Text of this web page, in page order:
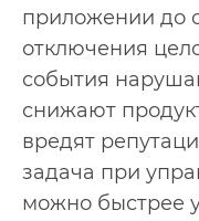
приложении до
отключения
события
снижают
вредят
задача при
можно быстрее